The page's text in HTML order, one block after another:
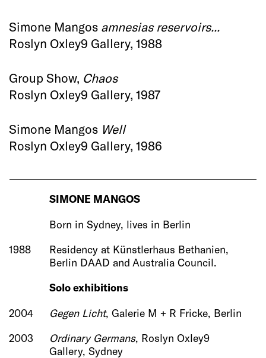
Simone Mangos amnesias reservoirs...
Roslyn Oxley9 Gallery, 1988
Group Show, Chaos
Roslyn Oxley9 Gallery, 1987
Simone Mangos Well
Roslyn Oxley9 Gallery, 1986
SIMONE MANGOS
Born in Sydney, lives in Berlin
1988
Residency at Künstlerhaus Bethanien,
Berlin DAAD and Australia Council.
Solo exhibitions
2004 Gegen Licht, Galerie M + R Fricke, Berlin
2003
Ordinary Germans, Roslyn Oxley9
Gallery, Sydney